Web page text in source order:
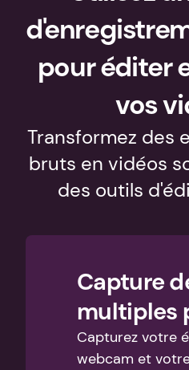
pour éditer
vos
Transformez des
bruts en vidéos
des outils
Capture
multiples
Capturez votre
webcam et